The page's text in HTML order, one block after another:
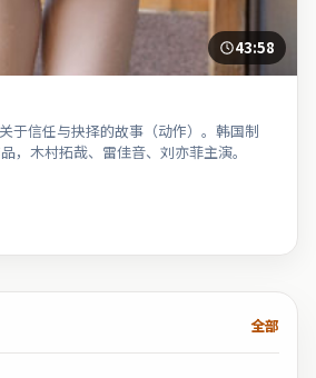
43:58
于信任与抉择的故事（动作）。韩国制
，木村拓哉、雷佳音、刘亦菲主演。
全部